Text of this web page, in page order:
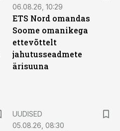
06.08.26, 10:29
ETS Nord omandas
Soome omanikega
ettevõttelt
jahutusseadmete
ärisuuna
UUDISED
05.08.26, 08:30